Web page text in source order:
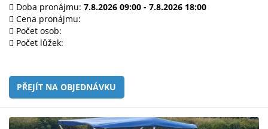
Doba pronájmu: 7.8.2026 09:00 - 7.8.2026 18:00
Cena pronájmu:
Počet osob:
Počet lůžek:
PŘEJÍT NA OBJEDNÁVKU
mailem.
objednat
poukaz